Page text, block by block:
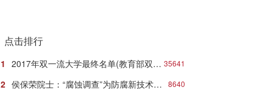
点击排行
35641
1 2017年双一流大学最终名单(教育部双一流大学名单)
8640
2 侯保荣院士：“腐蚀调查”为防腐新技术推广应用打响第一炮